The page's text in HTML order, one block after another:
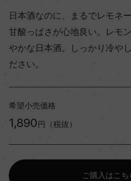
日本酒なのに、まるでレモネ
甘酸っぱさが心地良い。レモ
やかな日本酒。しっかり冷や
ださい。
希望小売価格
1,890 円（税抜）
ご購入はこち